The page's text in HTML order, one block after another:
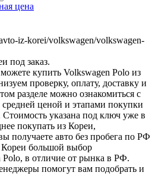
цена
iz-korei/volkswagen/volkswagen-
купить Volkswagen Polo из
проверку, оплату, доставку и
разделе можно ознакомиться с
ценой и этапами покупки
указана под ключ уже в
покупать из Кореи,
получаете авто без пробега по РФ
Кореи большой выбор
Polo, в отличие от рынка в РФ.
помогут вам подобрать и